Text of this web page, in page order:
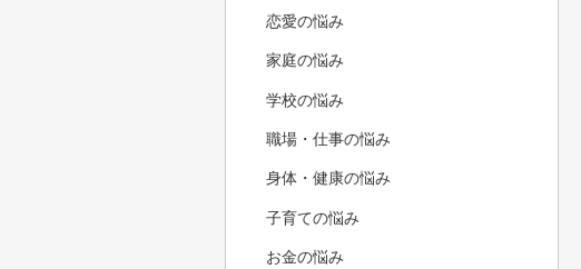
恋愛の悩み
家庭の悩み
学校の悩み
職場・仕事の悩み
身体・健康の悩み
子育ての悩み
お金の悩み